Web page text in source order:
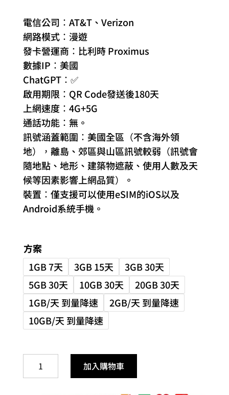
到
電信公司：AT&T、Verizon
網路模式：漫遊
發卡營運商：比利時 Proximus
數據IP：美國
ChatGPT：✅
啟用期限：QR Code發送後180天
上網速度：4G+5G
通話功能：無。
訊號涵蓋範圍：美國全區（不含海外領
地），離島、郊區與山區訊號較弱（訊號會
隨地點、地形、建築物遮蔽、使用人數及天
候等因素影響上網品質）。
裝置：僅支援可以使用eSIM的iOS以及
Android系統手機。
方案
1GB 7天
3GB 15天
3GB 30天
5GB 30天
10GB 30天
20GB 30天
1GB/天 到量降速
2GB/天 到量降速
10GB/天 到量降速
加入購物車